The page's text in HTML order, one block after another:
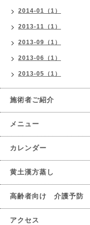
2014-01（1）
2013-11（1）
2013-09（1）
2013-06（1）
2013-05（1）
施術者ご紹介
メニュー
カレンダー
黄土漢方蒸し
高齢者向け 介護予防
アクセス